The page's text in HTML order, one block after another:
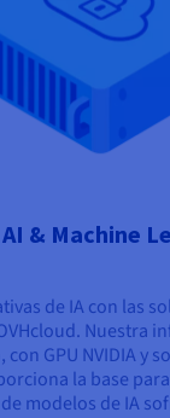
& Machine
de IA con las
Nuestra
GPU NVIDIA y
la base
modelos de IA